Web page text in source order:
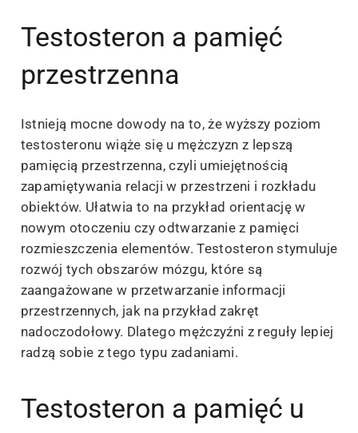
Testosteron a pamięć
przestrzenna
Istnieją mocne dowody na to, że wyższy poziom
testosteronu wiąże się u mężczyzn z lepszą
pamięcią przestrzenna, czyli umiejętnością
zapamiętywania relacji w przestrzeni i rozkładu
obiektów. Ułatwia to na przykład orientację w
nowym otoczeniu czy odtwarzanie z pamięci
rozmieszczenia elementów. Testosteron stymuluje
rozwój tych obszarów mózgu, które są
zaangażowane w przetwarzanie informacji
przestrzennych, jak na przykład zakręt
nadoczodołowy. Dlatego mężczyźni z reguły lepiej
radzą sobie z tego typu zadaniami.
Testosteron a pamięć u